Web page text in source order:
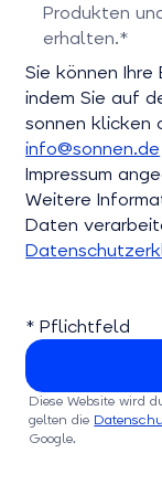
Produkten
erhalten.*
Bitte bestätigen Sie
Sie können
indem Sie auf
sonnen klicken
info@sonnen.de
Impressum
Weitere
Daten
* Pflichtfeld
Diese Website wird
gelten die
Google.